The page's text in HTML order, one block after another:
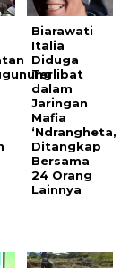
Biarawati
Italia
Diduga
Terlibat
dalam
Jaringan
Mafia
‘Ndrangheta,
Ditangkap
Bersama
24 Orang
Lainnya